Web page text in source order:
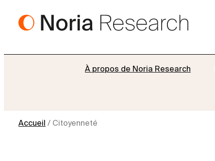
Aller
À propos de Noria Research
Accueil / Citoyenneté